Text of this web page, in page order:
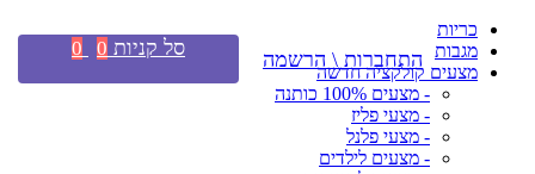
כריות
מגבות
מצעים קולקציה חדשה
- מצעים 100% כותנה
- מצעי פליז
- מצעי פלנל
- מצעים לילדים
התחברות \ הרשמה סל קניות 0
0